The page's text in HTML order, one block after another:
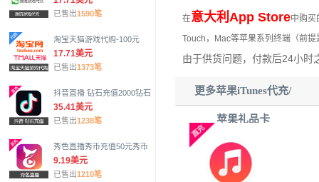
已售出1590笔
淘宝天猫游戏代购-100元
17.71美元
已售出1373笔
抖音直播 钻石充值2000钻石
35.41美元
已售出1238笔
秀色直播秀币充值50元秀币
9.19美元
已售出1210笔
在意大利App Store中购买
Touch，Mac等苹果系列终端（前
由于供货问题，付款后24小时
更多苹果iTunes代充/
苹果礼品卡